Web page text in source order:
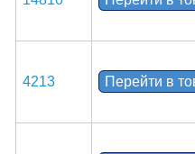
4213 Перейти в